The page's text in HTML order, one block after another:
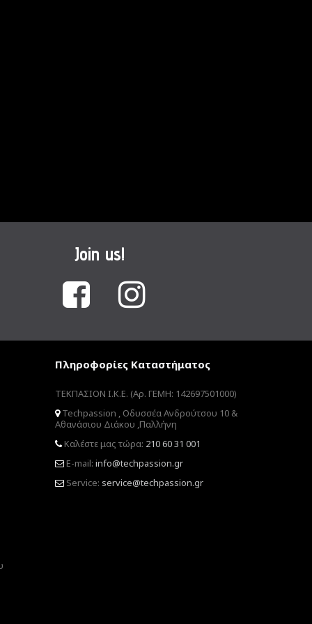
Join us!
Πληροφορίες Καταστήματος
ΤΕΚΠΑΣΙΟΝ Ι.Κ.Ε. (Αρ. ΓΕΜΗ: 142697501000)
Techpassion , Οδυσσέα Ανδρούτσου 10 &
Αθανάσιου Διάκου ,Παλλήνη
Καλέστε μας τώρα: 210 60 31 001
E-mail: info@techpassion.gr
Service: service@techpassion.gr